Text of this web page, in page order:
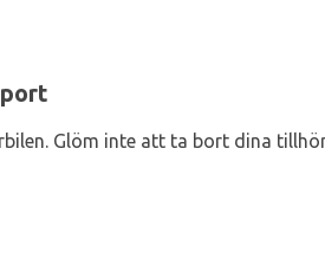
Glöm inte att ta bort dina